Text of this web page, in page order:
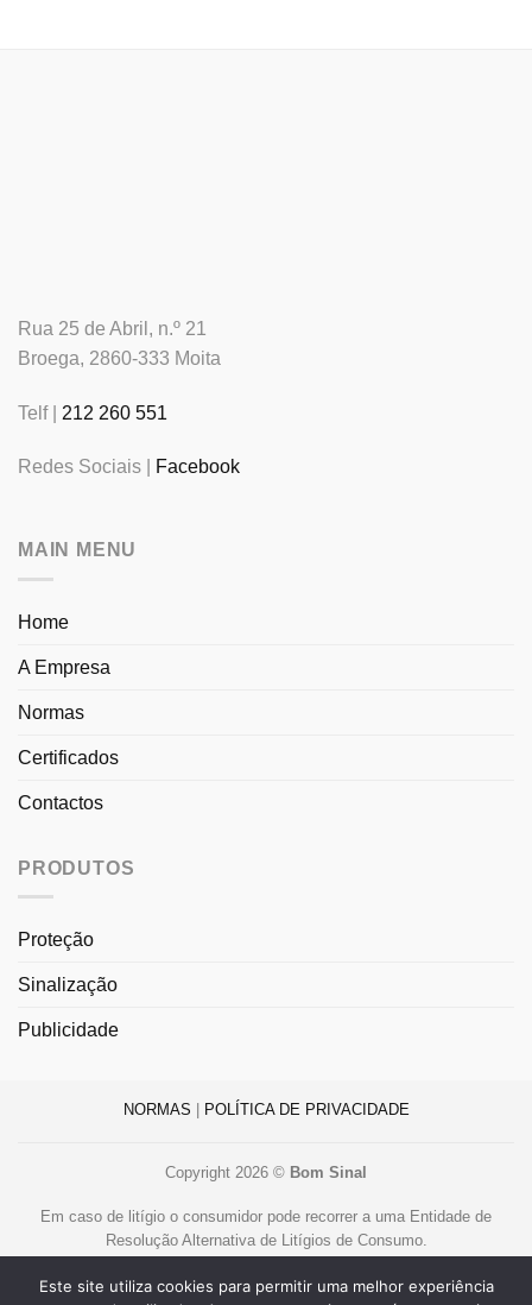
Rua 25 de Abril, n.º 21
Broega, 2860-333 Moita
Telf | 212 260 551
Redes Sociais | Facebook
MAIN MENU
Home
A Empresa
Normas
Certificados
Contactos
PRODUTOS
Proteção
Sinalização
Publicidade
NORMAS POLÍTICA DE PRIVACIDADE
Copyright 2026 © Bom Sinal
Em caso de litígio o consumidor pode recorrer a uma Entidade de
Resolução Alternativa de Litígios de Consumo.
www.centroarbitragemlisboa.pt.
Este site utiliza cookies para permitir uma melhor experiência